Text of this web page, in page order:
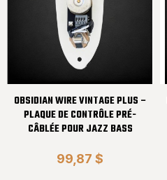
OBSIDIAN WIRE VINTAGE PLUS –
PLAQUE DE CONTRÔLE PRÉ-
CÂBLÉE POUR JAZZ BASS
99,87 $